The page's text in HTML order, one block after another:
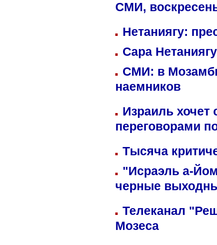
СМИ,
Нетаниягу:
Сара
СМИ: в
наемников
Израиль хочет
переговорами
Тысяча
"Исраэль а-
черные
Телеканал
Мозеса